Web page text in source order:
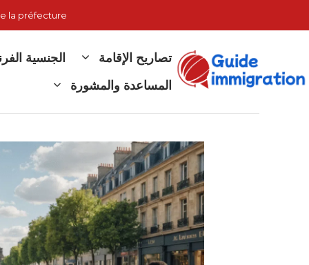
la préfecture
تصاريح الإقامة الجنسية
المساعدة والمشورة